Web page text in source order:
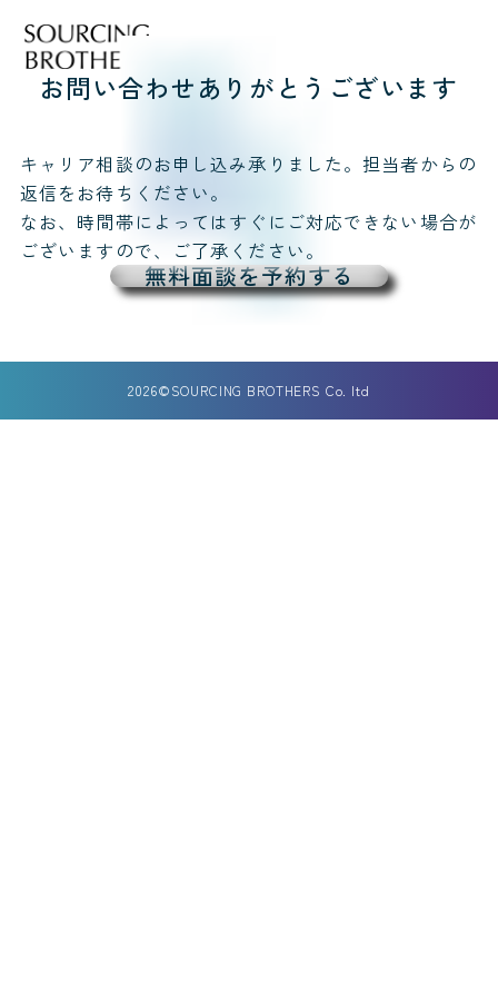
お問い合わせありがとうございます
キャリア相談のお申し込み承りました。担当者からの
返信をお待ちください。
なお、時間帯によってはすぐにご対応できない場合が
ございますので、ご了承ください。
無料面談を予約する
2026©SOURCING BROTHERS Co. ltd